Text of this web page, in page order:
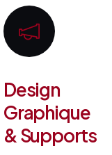
Design
Graphique
& Supports